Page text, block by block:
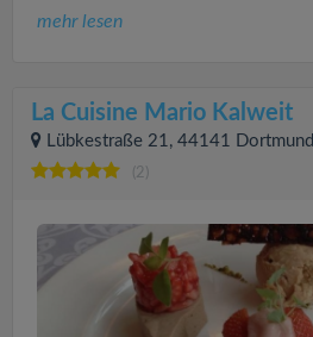
mehr lesen
La Cuisine Mario Kalweit
Lübkestraße 21, 44141 Dortmund
(2)